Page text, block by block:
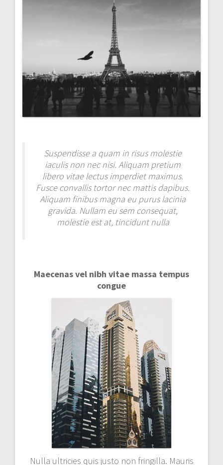
Suspendisse a quam in risus molestie
iaculis non nec nisi. Aliquam pretium
libero vitae lectus imperdiet maximus.
Fusce convallis tortor nec mattis dapibus.
Aliquam finibus magna eu purus lacinia
gravida. Nullam eu sem consequat,
molestie est at, tincidunt nulla
Maecenas vel nibh vitae massa tempus
congue
Nulla ultricies quis justo non fringilla. Mauris